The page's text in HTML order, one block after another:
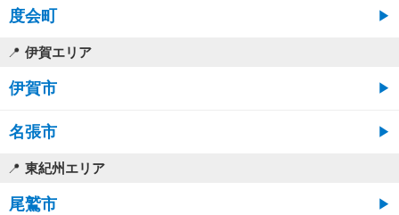
度会町
伊賀エリア
伊賀市
名張市
東紀州エリア
尾鷲市